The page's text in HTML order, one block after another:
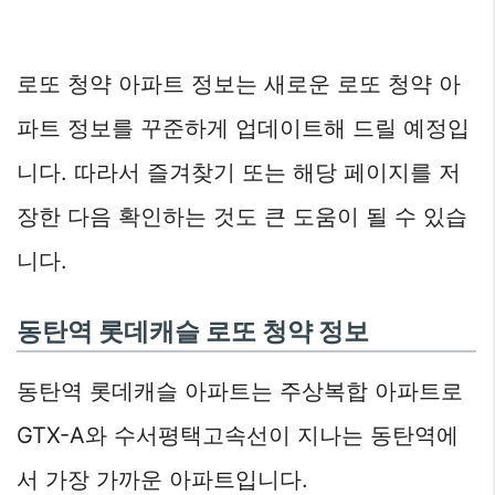
로또 청약 아파트 정보는 새로운 로또 청약 아
파트 정보를 꾸준하게 업데이트해 드릴 예정입
니다. 따라서 즐겨찾기 또는 해당 페이지를 저
장한 다음 확인하는 것도 큰 도움이 될 수 있습
니다.
동탄역 롯데캐슬 로또 청약 정보
동탄역 롯데캐슬 아파트는 주상복합 아파트로
GTX-A와 수서평택고속선이 지나는 동탄역에
서 가장 가까운 아파트입니다.